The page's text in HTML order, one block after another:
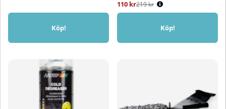
Köp!
110 kr219 kr
Köp!